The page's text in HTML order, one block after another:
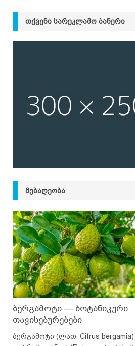
ᲗᲥᲕᲔᲜᲘ ᲡᲐᲠᲔᲙᲚᲐᲛᲝ ᲑᲐᲜᲔᲠᲘ
ᲛᲔᲑᲐᲦᲔᲝᲑᲐ
ბერგამოტი — ბოტანიკური
თავისებურებები
ბერგამოტი (ლათ. Citrus bergamia)